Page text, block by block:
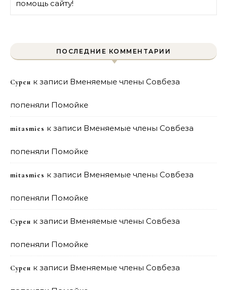
помощь сайту!
ПОСЛЕДНИЕ КОММЕНТАРИИ
Сурен к записи Вменяемые члены Совбеза
попеняли Помойке
mitasmies к записи Вменяемые члены Совбеза
попеняли Помойке
mitasmies к записи Вменяемые члены Совбеза
попеняли Помойке
Сурен к записи Вменяемые члены Совбеза
попеняли Помойке
Сурен к записи Вменяемые члены Совбеза